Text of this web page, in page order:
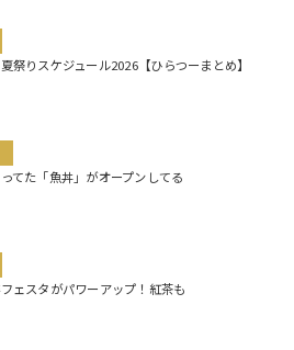
祭りスケジュール2026【ひらつーまとめ】
てた「魚丼」がオープンしてる
ェスタがパワーアップ！紅茶も